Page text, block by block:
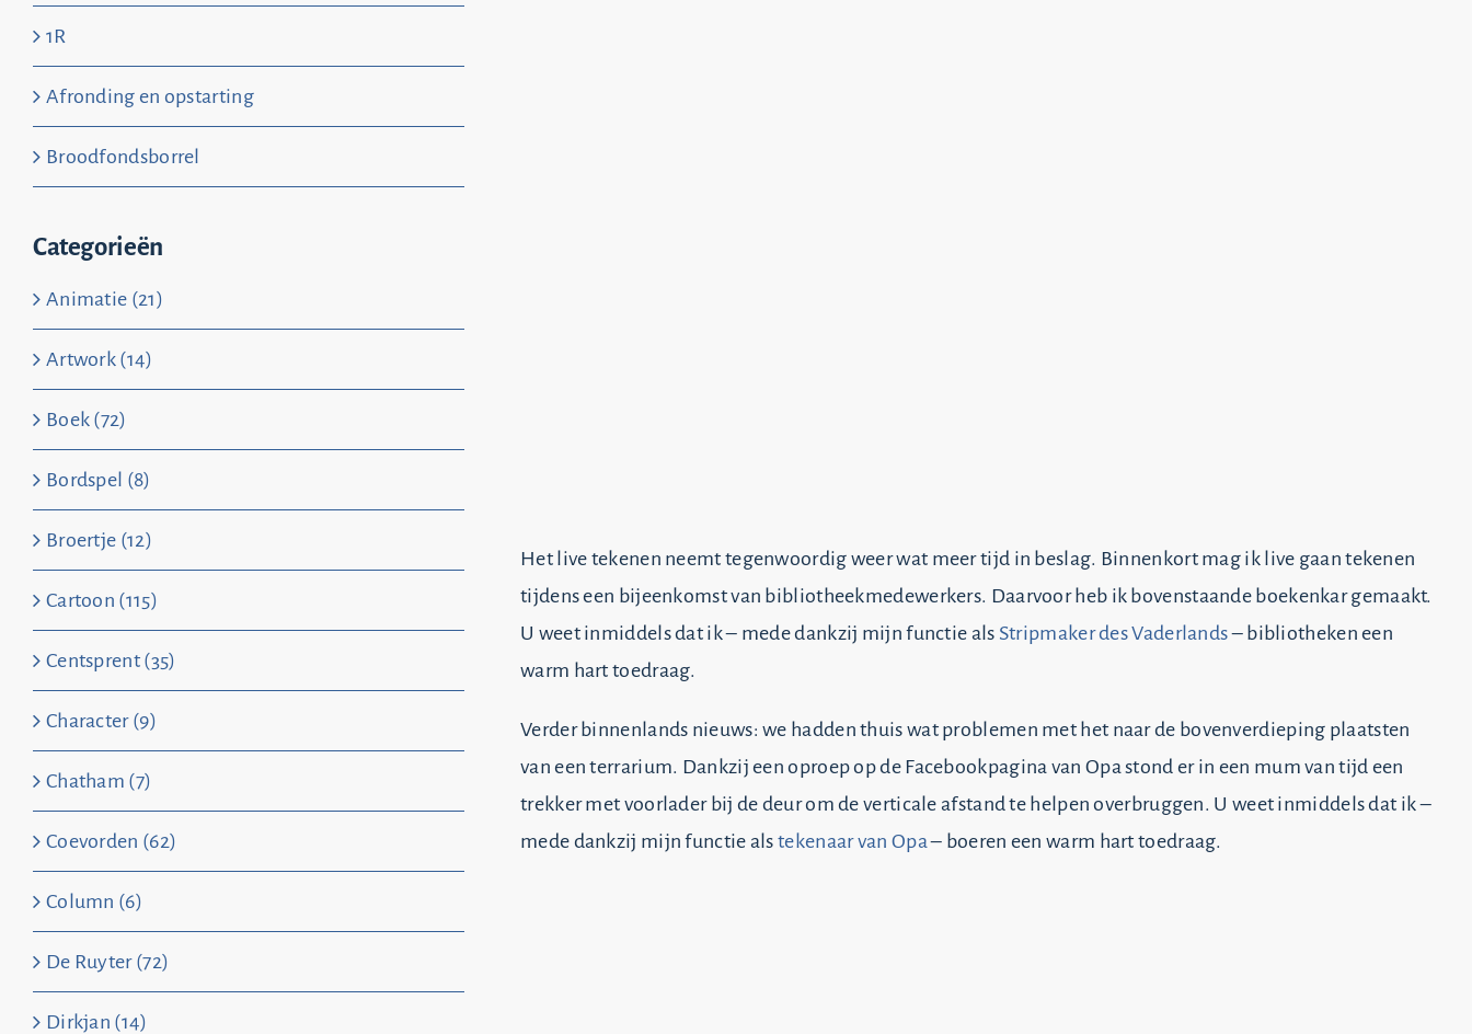
1R
Afronding en opstarting
Broodfondsborrel
Categorieën
Animatie (21)
Artwork (14)
Boek (72)
Bordspel (8)
Broertje (12)
Cartoon (115)
Centsprent (35)
Character (9)
Chatham (7)
Coevorden (62)
Column (6)
De Ruyter (72)
Dirkjan (14)
Het live tekenen neemt tegenwoordig weer wat meer tijd in beslag. Binnenkort mag ik live gaan tekenen
tijdens een bijeenkomst van bibliotheekmedewerkers. Daarvoor heb ik bovenstaande boekenkar gemaakt.
U weet inmiddels dat ik – mede dankzij mijn functie als Stripmaker des Vaderlands– bibliotheken een
warm hart toedraag.
Verder binnenlands nieuws: we hadden thuis wat problemen met het naar de bovenverdieping plaatsten
van een terrarium. Dankzij een oproep op de Facebookpagina van Opa stond er in een mum van tijd een
trekker met voorlader bij de deur om de verticale afstand te helpen overbruggen. U weet inmiddels dat ik –
mede dankzij mijn functie alstekenaar van Opa– boeren een warm hart toedraag.